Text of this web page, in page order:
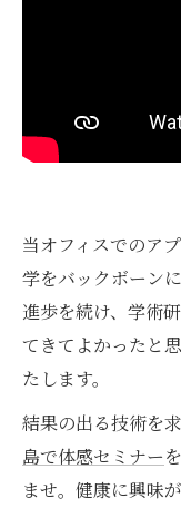
当オフィスでのア
学をバックボーン
進歩を続け、学術
てきてよかったと
たします。
結果の出る技術を
島で体感セミナー
ませ。健康に興味